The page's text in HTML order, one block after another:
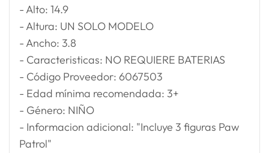
- Alto: 14.9
- Altura: UN SOLO MODELO
- Ancho: 3.8
- Caracteristicas: NO REQUIERE BATERIAS
- Código Proveedor: 6067503
- Edad mínima recomendada: 3+
- Género: NIÑO
- Informacion adicional: "Incluye 3 figuras Paw
Patrol"